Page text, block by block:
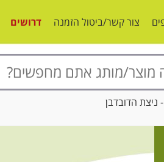
צור קשר/ביטול הזמנה
דרושים
הדובדבן